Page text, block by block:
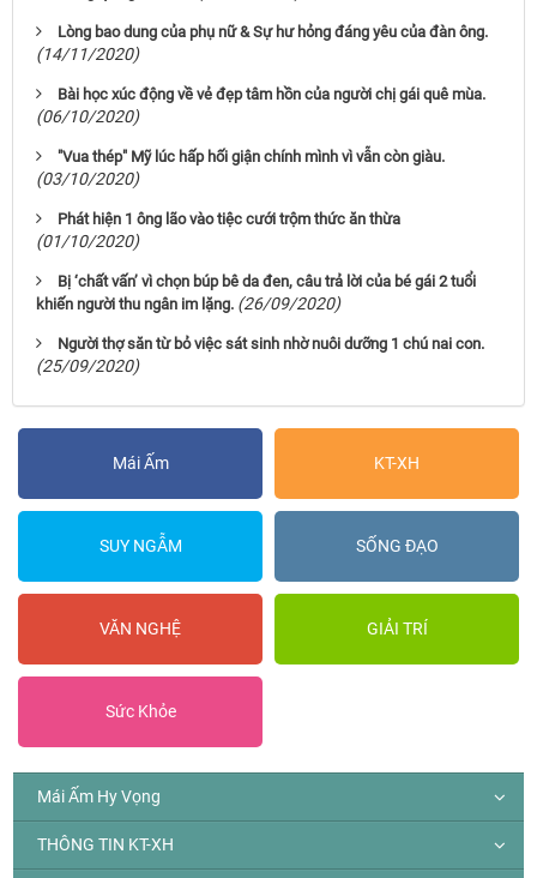
Lòng bao dung của phụ nữ & Sự hư hỏng đáng yêu của đàn ông.
(14/11/2020)
Bài học xúc động về vẻ đẹp tâm hồn của người chị gái quê mùa.
(06/10/2020)
"Vua thép" Mỹ lúc hấp hối giận chính mình vì vẫn còn giàu.
(03/10/2020)
Phát hiện 1 ông lão vào tiệc cưới trộm thức ăn thừa
(01/10/2020)
Bị ‘chất vấn’ vì chọn búp bê da đen, câu trả lời của bé gái 2 tuổi
khiến người thu ngân im lặng. (26/09/2020)
Người thợ săn từ bỏ việc sát sinh nhờ nuôi dưỡng 1 chú nai con.
(25/09/2020)
Mái Ấm KT-XH
SUY NGẪM SỐNG ĐẠO
VĂN NGHỆ GIẢI TRÍ
Sức Khỏe
Mái Ấm Hy Vọng
THÔNG TIN KT-XH